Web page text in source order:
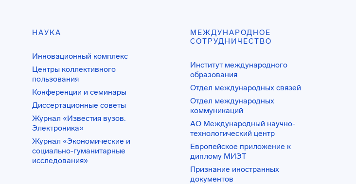
НАУКА
Инновационный комплекс
Центры коллективного
пользования
Конференции и семинары
Диссертационные советы
Журнал «Известия вузов.
Электроника»
Журнал «Экономические и
социально-гуманитарные
исследования»
МЕЖДУНАРОДНОЕ
СОТРУДНИЧЕСТВО
Институт международного
образования
Отдел международных связей
Отдел международных
коммуникаций
АО Международный научно-
технологический центр
Европейское приложение к
диплому МИЭТ
Признание иностранных
документов